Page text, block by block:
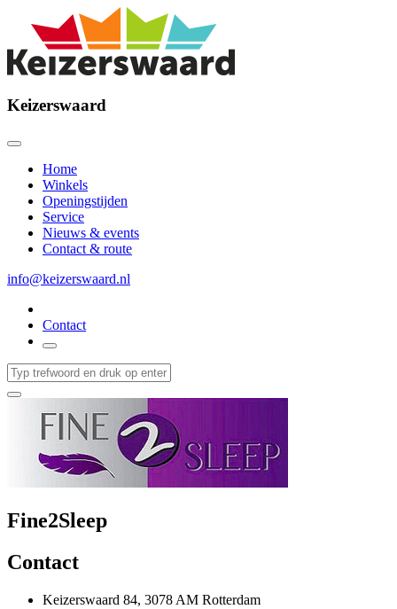
Keizerswaard
Home
Winkels
Openingstijden
Service
Nieuws & events
Contact & route
info@keizerswaard.nl
Contact
Fine2Sleep
Contact
Keizerswaard 84, 3078 AM Rotterdam